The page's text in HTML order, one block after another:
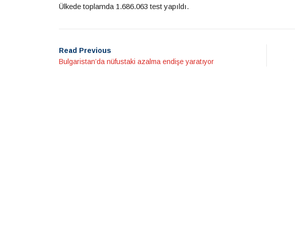
Ülkede toplamda 1.686.063 test yapıldı.
Read Previous
Bulgaristan’da nüfustaki azalma endişe yaratıyor